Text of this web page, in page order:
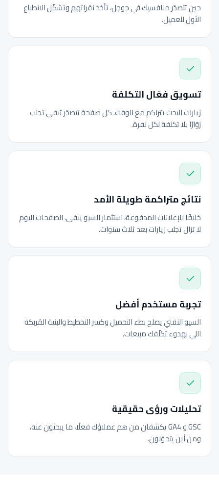
حين تتصدّر منافسيك في جوجل، تأخذ نقراتهم وتشكّل الانطباع
الأول للعميل.
تسويق فعّال التكلفة
زيارات البحث تتراكم مع الوقت. كل صفحة تتصدّر تبقى تجلب
زوّارًا بلا تكلفة لكل نقرة.
نتائج متراكمة طويلة الأمد
خلافًا للإعلانات المدفوعة، استثمار السيو يبقى. الصفحات اليوم
لا تزال تجلب زيارات بعد ثلاث سنوات.
تجربة مستخدم أفضل
السيو التقني يصلح بطء التحميل وكسر التخطيط والبنية المُربكة
اللي بهدوء تكلّفك مبيعات.
تحليلات ورؤى حقيقية
GSC و GA4 يكشفان من هم عملاؤك فعلًا، ما يبحثون عنه،
ومن أين يتحوّلون.